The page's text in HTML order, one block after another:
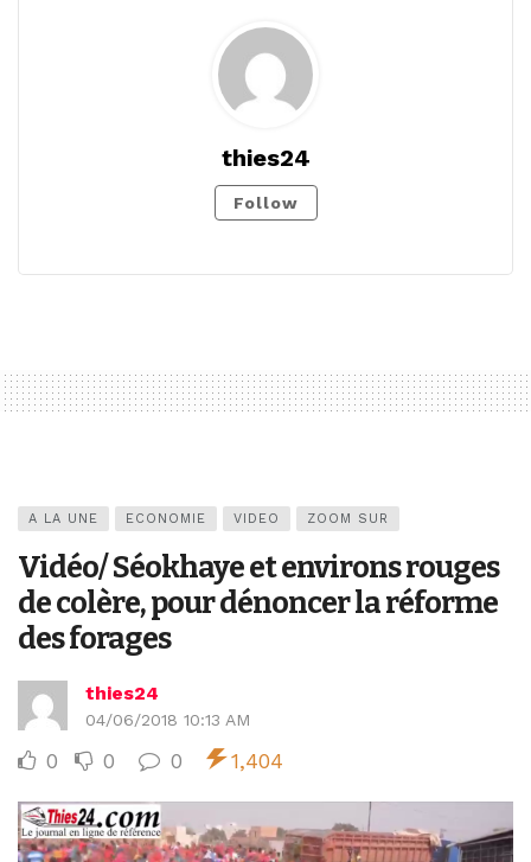
thies24
Follow
A LA UNE ECONOMIE VIDEO ZOOM SUR
Vidéo/ Séokhaye et environs rouges
de colère, pour dénoncer la réforme
des forages
thies24
04/06/2018 10:13 AM
0 0 0 1,404